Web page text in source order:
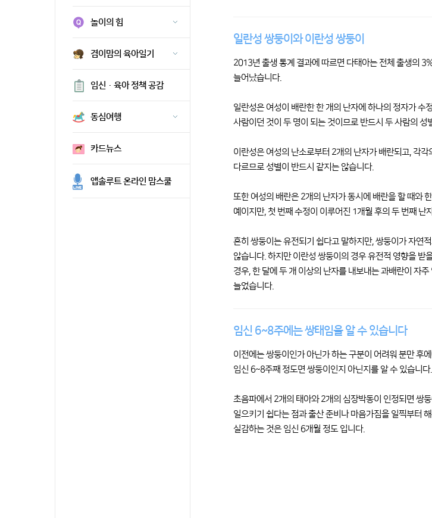
놀이의 힘
겸이맘의 육아일기
임신·육아 정책 공감
동심여행
카드뉴스
앱솔루트 온라인 맘스쿨
일란성 쌍둥이와 이란성 쌍둥이
2013년 출생 통계 결과에 따르면 다태아는 전체 출생의
늘어났습니다.
일란성은 여성이 배란한 한 개의 난자에 하나의 정자가
사람이던 것이 두 명이 되는 것이므로 반드시 두 사람의
이란성은 여성의 난소로부터 2개의 난자가 배란되고, 각
다르므로 성별이 반드시 같지는 않습니다.
또한 여성의 배란은 2개의 난자가 동시에 배란을 할 때와
예이지만, 첫 번째 수정이 이루어진 1개월 후의 두 번째 난
흔히 쌍둥이는 유전되기 쉽다고 말하지만, 쌍둥이가 자연
않습니다. 하지만 이란성 쌍둥이의 경우 유전적 영향을
경우, 한 달에 두 개 이상의 난자를 내보내는 과배란이 자
늘었습니다.
임신 6~8주에는 쌍태임을 알 수 있습니다
이전에는 쌍둥이인가 아닌가 하는 구분이 어려워 분만 후
임신 6~8주째 정도면 쌍둥이인지 아닌지를 알 수 있습니다.
초음파에서 2개의 태아와 2개의 심장박동이 인정되면 쌍
일으키기 쉽다는 점과 출산 준비나 마음가짐을 일찍부터
실감하는 것은 임신 6개월 정도 입니다.